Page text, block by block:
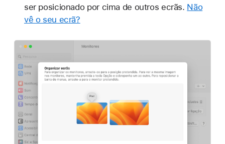
ser posicionado por cima de outros ecrãs. Não
vê o seu ecrã?